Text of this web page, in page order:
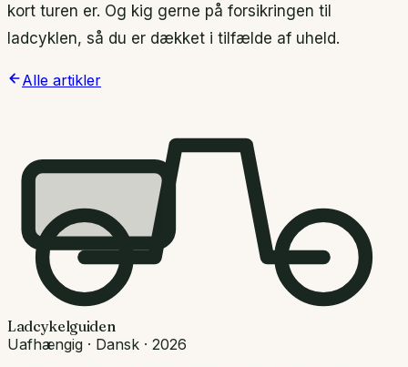
kort turen er. Og kig gerne på forsikringen til
ladcyklen, så du er dækket i tilfælde af uheld.
Alle artikler
Ladcykelguiden
Uafhængig · Dansk · 2026